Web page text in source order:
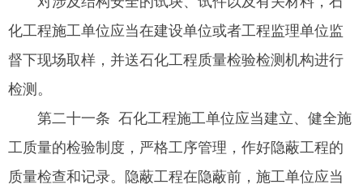
化工程施工单位应当在建设单位或者工程监理单位监
督下现场取样，并送石化工程质量检验检测机构进行
检测。
第二十一条 石化工程施工单位应当建立、健全施
工质量的检验制度，严格工序管理，作好隐蔽工程的
质量检查和记录。隐蔽工程在隐蔽前，施工单位应当